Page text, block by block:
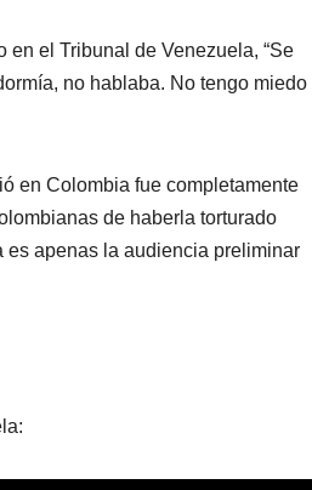
el Tribunal de Venezuela, “Se
no hablaba. No tengo miedo
en Colombia fue completamente
de haberla torturado
es apenas la audiencia preliminar